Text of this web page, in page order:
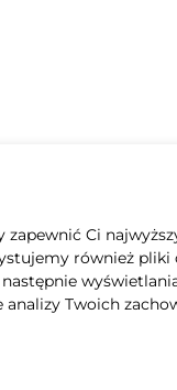
zapewnić Ci
również pliki
Twoich